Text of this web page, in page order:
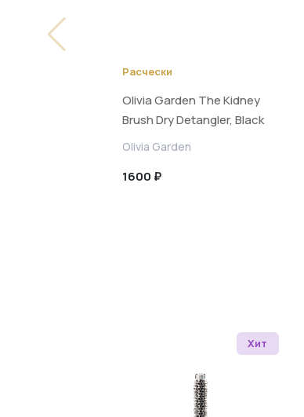
Расчески
Olivia Garden The Kidney
Brush Dry Detangler, Black
Olivia Garden
1600 ₽
Хит